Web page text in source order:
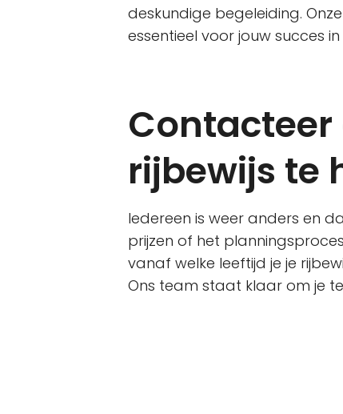
deskundige begeleiding.
essentieel voor jouw succes
rijbewijs te
Iedereen is weer anders en
prijzen of het
vanaf welke leeftijd je je
Ons team staat klaar om je